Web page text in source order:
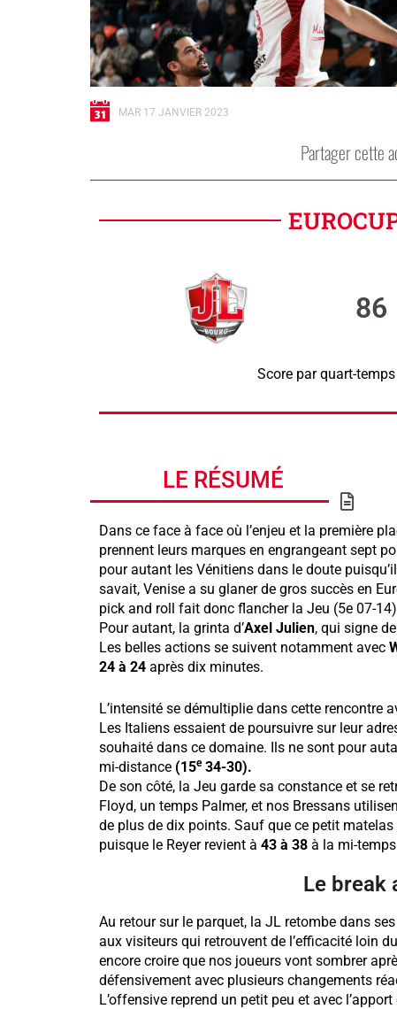
MAR 17 JANVIER 2023
Partager cette
86
Score par quart-
LE RÉSUMÉ
Dans ce face à face où l’enjeu et la première
prennent leurs marques en engrangeant sept
pour autant les Vénitiens dans le doute
savait, Venise a su glaner de gros succès en
pick and roll fait donc flancher la Jeu (5e 07-
Pour autant, la grinta d’Axel Julien, qui signe
Les belles actions se suivent notamment avec
24 à 24 après dix minutes.
L’intensité se démultiplie dans cette rencontre
Les Italiens essaient de poursuivre sur leur
souhaité dans ce domaine. Ils ne sont pour
mi-distance (15e34-30).
De son côté, la Jeu garde sa constance et se
Floyd, un temps Palmer, et nos Bressans
de plus de dix points. Sauf que ce petit
puisque le Reyer revient à 43 à 38 à la mi-
Le break
Au retour sur le parquet, la JL retombe dans
aux visiteurs qui retrouvent de l’efficacité loin
encore croire que nos joueurs vont sombrer
défensivement avec plusieurs changements
L’offensive reprend un petit peu et avec